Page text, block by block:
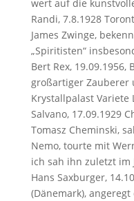
wert auf die
Randi, 7.8.1928
James Zwinge,
„Spiritisten“
Bert Rex, 19.09.1956,
großartiger Zauberer
Krystallpalast Variete
Salvano, 17.09.1929
Tomasz Cheminski,
Nemo, tourte mit
ich sah ihn zuletzt im
Hans Saxburger,
(Dänemark),